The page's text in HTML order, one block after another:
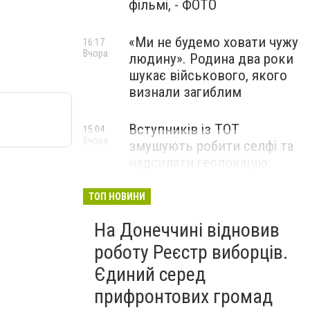
фільмі, - ФОТО
«Ми не будемо ховати чужу
людину». Родина два роки
шукає військового, якого
визнали загиблим
16:17
Вчора
Вступників із ТОТ
змушують робити селфі та
до МОН
15:04
Вчора
ТОП НОВИНИ
На Донеччині відновив
роботу Реєстр виборців.
Єдиний серед
прифронтових громад